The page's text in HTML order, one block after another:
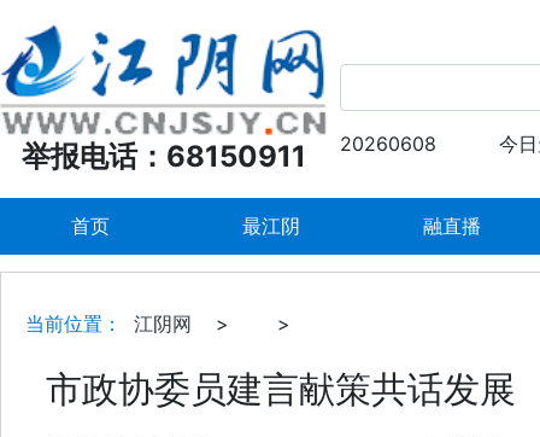
举报电话：68150911 20260608 今
首页 最江阴 融直播
当前位置： 江阴网 > >
市政协委员建言献策共话发展